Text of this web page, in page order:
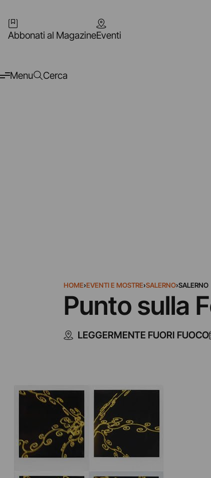
Abbonati al MagazineEventi
Menu Cerca
HOME›EVENTI E MOSTRE›SALERNO›SALERNO
Punto sulla
LEGGERMENTE FUORI FUOCO